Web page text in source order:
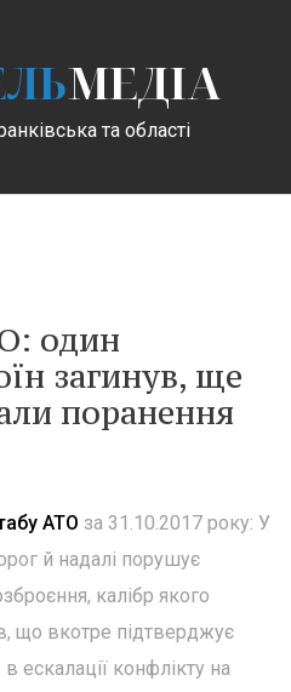
МЕДІА
та області
один
загинув, ще
поранення
АТО за 31.10.2017 року: У
й надалі порушує
калібр якого
що вкотре підтверджує
ескалації конфлікту на